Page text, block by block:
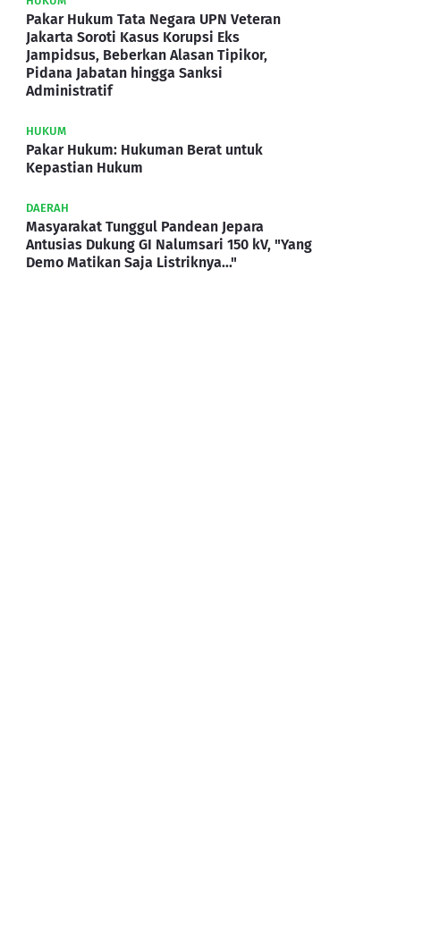
Pakar Hukum Tata Negara UPN Veteran
Jakarta Soroti Kasus Korupsi Eks
Jampidsus, Beberkan Alasan Tipikor,
Pidana Jabatan hingga Sanksi
Administratif
HUKUM
Pakar Hukum: Hukuman Berat untuk
Kepastian Hukum
DAERAH
Masyarakat Tunggul Pandean Jepara
Antusias Dukung GI Nalumsari 150 kV, "Yang
Demo Matikan Saja Listriknya..."